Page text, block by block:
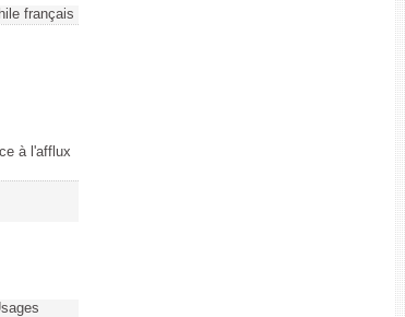
français
à l'afflux